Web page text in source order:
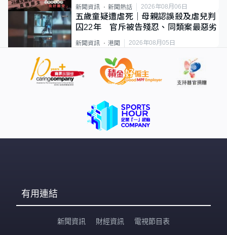
新聞資訊 新聞熱話 2026年08月06日
五歲童疑遭虐死｜母親認誤殺及虐兒判
囚22年 官斥被告殘忍、同類案最惡劣
新聞資訊 港聞 2026年08月05日
有用連結
新聞資訊 財經資訊 電視節目表